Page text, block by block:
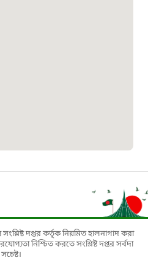
ট্রাস্ট
দপ্তর কর্তৃক নিয়মিত হালনাগাদ করা
নিশ্চিত করতে সংশ্লিষ্ট দপ্তর সর্বদা
সচেষ্ট।